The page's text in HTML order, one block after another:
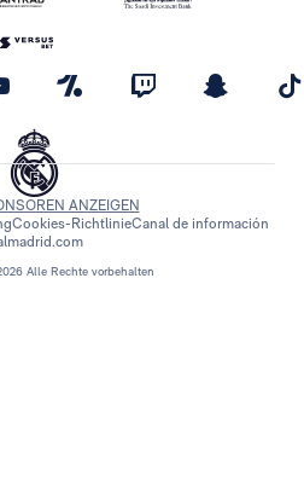
Alle Rechte vorbehalten
ANZEIGEN
Cookies-RichtlinieCanal de información